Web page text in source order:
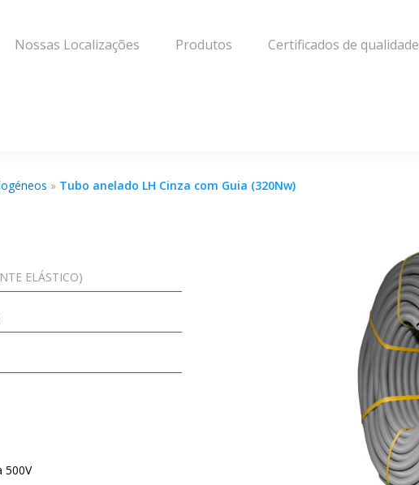
Nossas Localizações Produtos Certificados de qualidade
» Tubo anelado LH Cinza com Guia (320Nw)
ELÁSTICO)
500V